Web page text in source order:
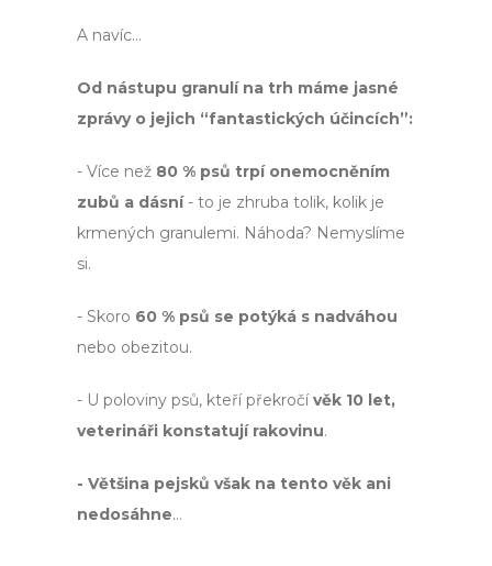
A navíc…
Od nástupu granulí na trh máme jasné
zprávy o jejich “fantastických účincích”:
- Více než 80 % psů trpí onemocněním
zubů a dásní- to je zhruba tolik, kolik je
krmených granulemi. Náhoda? Nemyslíme
si.
- Skoro 60 % psů se potýká s nadváhou
nebo obezitou.
- U poloviny psů, kteří překročívěk 10 let,
veterináři konstatují rakovinu.
- Většina pejsků však na tento věk ani
nedosáhne…